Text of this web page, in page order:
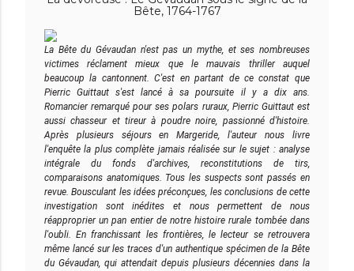
Bête, 1764-1767
La Bête du Gévaudan n'est pas un mythe, et ses nombreuses
victimes réclament mieux que le mauvais thriller auquel
beaucoup la cantonnent. C'est en partant de ce constat que
Pierric Guittaut s'est lancé à sa poursuite il y a dix ans.
Romancier remarqué pour ses polars ruraux, Pierric Guittaut est
aussi chasseur et tireur à poudre noire, passionné d'histoire.
Après plusieurs séjours en Margeride, l'auteur nous livre
l'enquête la plus complète jamais réalisée sur le sujet : analyse
intégrale du fonds d'archives, reconstitutions de tirs,
comparaisons anatomiques. Tous les suspects sont passés en
revue. Bousculant les idées préconçues, les conclusions de cette
investigation sont inédites et nous permettent de nous
réapproprier un pan entier de notre histoire rurale tombée dans
l'oubli. En franchissant les frontières, le lecteur se retrouvera
même lancé sur les traces d'un authentique spécimen de la Bête
du Gévaudan, qui attendait depuis plusieurs décennies dans la